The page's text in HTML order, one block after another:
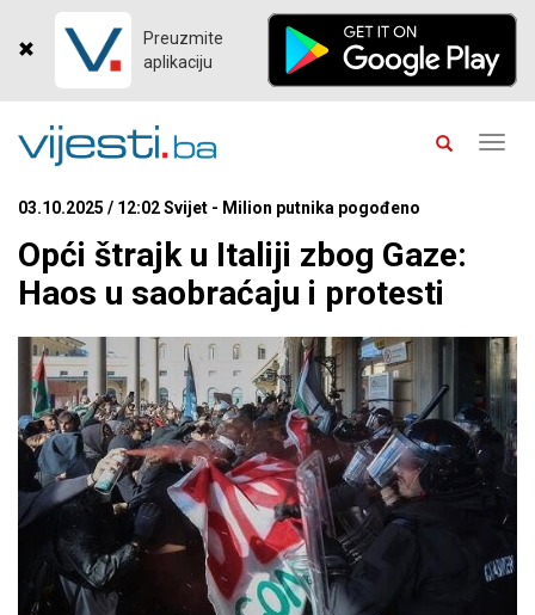
Preuzmite
aplikaciju
03.10.2025 / 12:02 Svijet - Milion putnika pogođeno
Opći štrajk u Italiji zbog Gaze:
Haos u saobraćaju i protesti